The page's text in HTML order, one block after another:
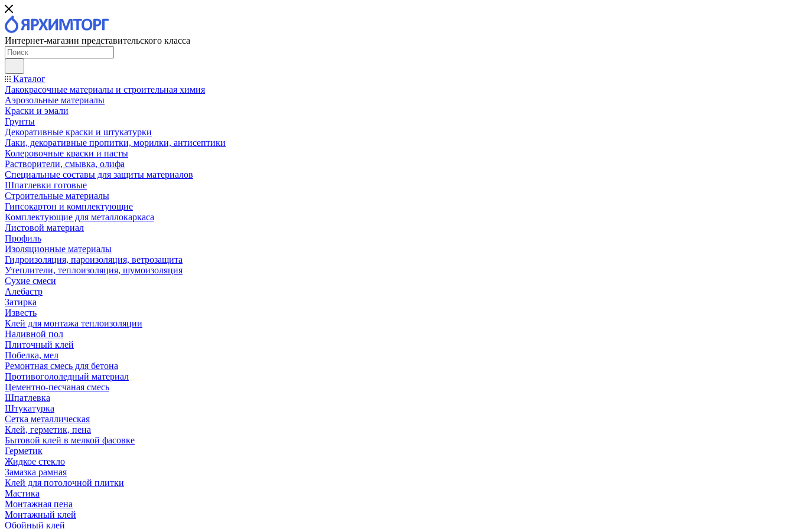
Интернет-магазин представительского класса
Каталог
Лакокрасочные материалы и строительная химия
Аэрозольные материалы
Краски и эмали
Грунты
Декоративные краски и штукатурки
Лаки, декоративные пропитки, морилки, антисептики
Колеровочные краски и пасты
Растворители, смывка, олифа
Специальные составы для защиты материалов
Шпатлевки готовые
Строительные материалы
Гипсокартон и комплектующие
Комплектующие для металлокаркаса
Листовой материал
Профиль
Изоляционные материалы
Гидроизоляция, пароизоляция, ветрозащита
Утеплители, теплоизоляция, шумоизоляция
Сухие смеси
Алебастр
Затирка
Известь
Клей для монтажа теплоизоляции
Наливной пол
Плиточный клей
Побелка, мел
Ремонтная смесь для бетона
Противогололедный материал
Цементно-песчаная смесь
Шпатлевка
Штукатурка
Сетка металлическая
Клей, герметик, пена
Бытовой клей в мелкой фасовке
Герметик
Жидкое стекло
Замазка рамная
Клей для потолочной плитки
Мастика
Монтажная пена
Монтажный клей
Обойный клей